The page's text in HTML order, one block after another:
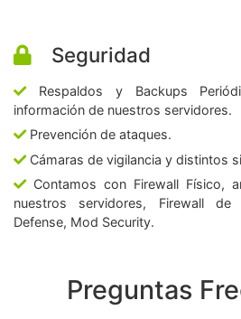
Seguridad
Respaldos y Backups
información de nuestros servidores.
Prevención de ataques.
Cámaras de vigilancia y distintos
Contamos con Firewall Físico,
nuestros servidores, Firewall de
Defense, Mod Security.
Preguntas